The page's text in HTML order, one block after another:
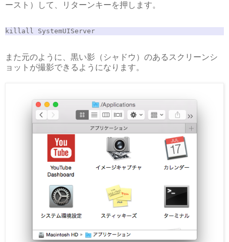
ースト）して、リターンキーを押します。
killall SystemUIServer
また元のように、黒い影（シャドウ）のあるスクリーンシ
ョットが撮影できるようになります。